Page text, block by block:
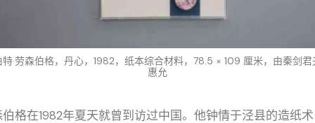
特·劳森伯格，丹心，1982，纸本综合材料，78.5 × 109 厘米，由秦剑君
惠允
格在1982年夏天就曾到访过中国。他钟情于泾县的造纸术